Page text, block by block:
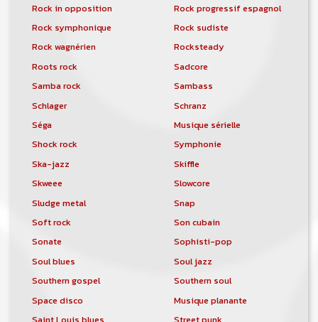
Rock in opposition
Rock progressif espagnol
Rock symphonique
Rock sudiste
Rock wagnérien
Rocksteady
Roots rock
Sadcore
Samba rock
Sambass
Schlager
Schranz
Séga
Musique sérielle
Shock rock
Symphonie
Ska-jazz
Skiffle
Skweee
Slowcore
Sludge metal
Snap
Soft rock
Son cubain
Sonate
Sophisti-pop
Soul blues
Soul jazz
Southern gospel
Southern soul
Space disco
Musique planante